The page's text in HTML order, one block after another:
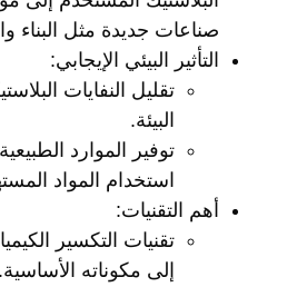
صناعات جديدة مثل البناء
التأثير البيئي الإيجابي:
تقليل النفايات
البيئة.
توفير الموارد
استخدام المواد
أهم التقنيات:
تقنيات التكسير
إلى مكوناته الأساسية.